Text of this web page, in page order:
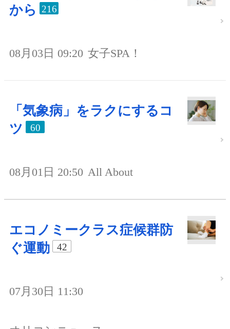
から
216
08月03日 09:20 女子SPA！
「気象病」をラクにするコ
ツ
60
08月01日 20:50 All About
エコノミークラス症候群防
ぐ運動
42
07月30日 11:30